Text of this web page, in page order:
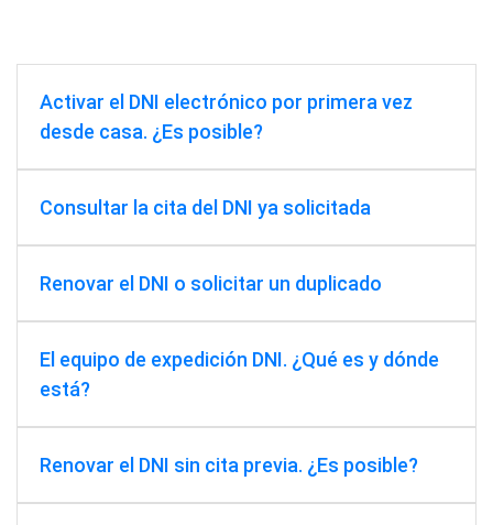
Activar el DNI electrónico por primera vez
desde casa. ¿Es posible?
Consultar la cita del DNI ya solicitada
Renovar el DNI o solicitar un duplicado
El equipo de expedición DNI. ¿Qué es y dónde
está?
Renovar el DNI sin cita previa. ¿Es posible?